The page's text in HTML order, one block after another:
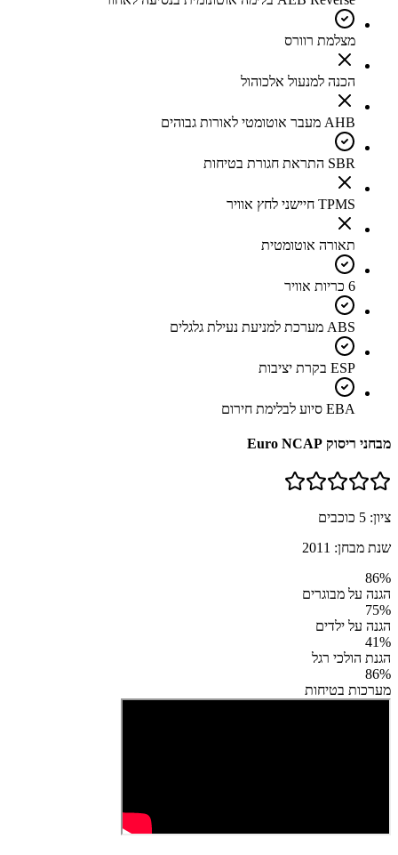
מצלמת רוורס
הכנה למנעול אלכוהול
AHB מעבר אוטומטי לאורות גבוהים
SBR התראת חגורת בטיחות
TPMS חיישני לחץ אוויר
תאורה אוטומטית
6 כריות אוויר
ABS מערכת למניעת נעילת גלגלים
ESP בקרת יציבות
EBA סיוע לבלימת חירום
מבחני ריסוק Euro NCAP
ציון: 5 כוכבים
שנת מבחן: 2011
86%
הגנה על מבוגרים
75%
הגנה על ילדים
41%
הגנת הולכי רגל
86%
מערכות בטיחות